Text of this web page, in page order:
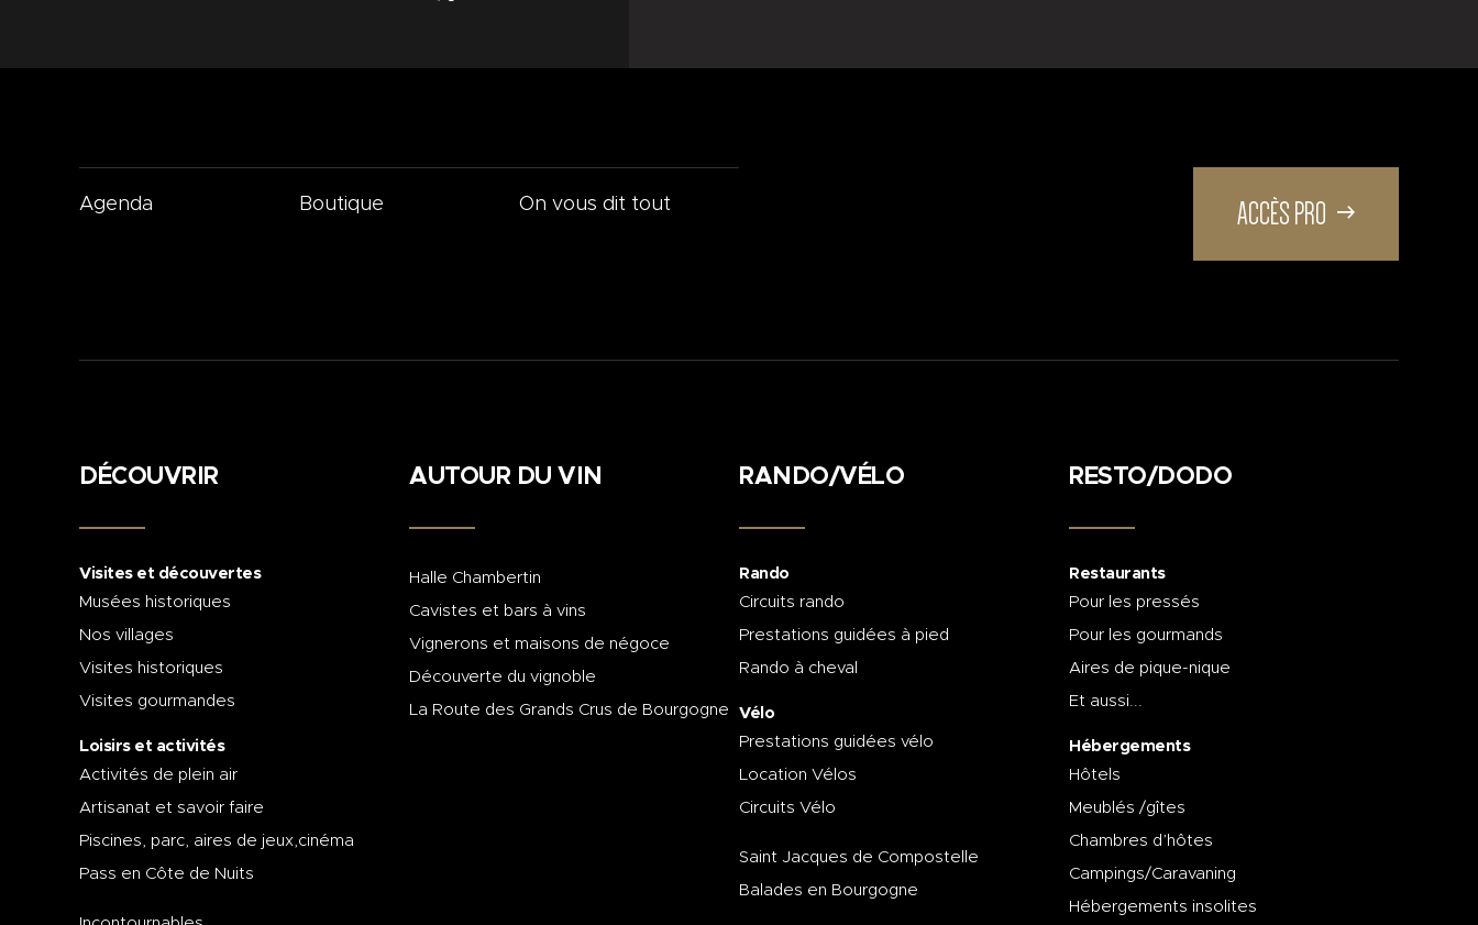
Agenda Boutique On vous dit tout ACCÈS PRO
DÉCOUVRIR
Visites et découvertes
Musées historiques
Nos villages
Visites historiques
Visites gourmandes
Loisirs et activités
Activités de plein air
Artisanat et savoir faire
Piscines, parc, aires de jeux,cinéma
Pass en Côte de Nuits
AUTOUR DU VIN
Halle Chambertin
Cavistes et bars à vins
Vignerons et maisons de négoce
Découverte du vignoble
La Route des Grands Crus de Bourgogne
RANDO/VÉLO
Rando
Circuits rando
Prestations guidées à pied
Rando à cheval
Vélo
Prestations guidées vélo
Location Vélos
Circuits Vélo
Saint Jacques de Compostelle
Balades en Bourgogne
RESTO/DODO
Restaurants
Pour les pressés
Pour les gourmands
Aires de pique-nique
Et aussi...
Hébergements
Hôtels
Meublés /gîtes
Chambres d’hôtes
Campings/Caravaning
Hébergements insolites